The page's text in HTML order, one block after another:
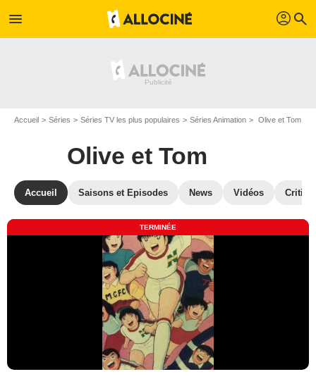
menu profil search
Accueil Séries Séries TV les plus populaires Séries Animation Olive et Tom
Olive et Tom
Accueil Saisons et Episodes News Vidéos
TERMINÉE